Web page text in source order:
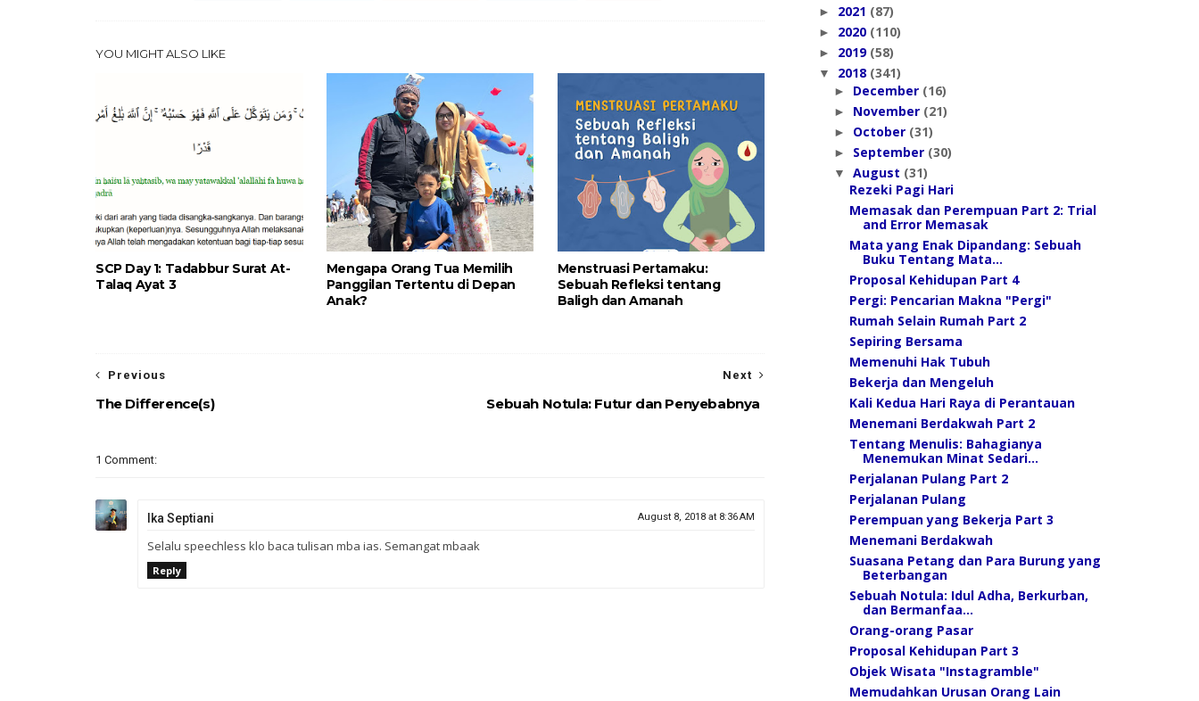
YOU MIGHT ALSO LIKE
SCP Day 1: Tadabbur Surat At-
Talaq Ayat 3
Mengapa Orang Tua Memilih
Panggilan Tertentu di Depan
Anak?
Menstruasi Pertamaku:
Sebuah Refleksi tentang
Baligh dan Amanah
Next
Sebuah Notula: Futur dan Penyebabnya
Previous
The Difference(s)
1 Comment:
Ika Septiani August 8, 2018 at 8:36 AM
Selalu speechless klo baca tulisan mba ias. Semangat mbaak
Reply
► 2021 (87)
► 2020 (110)
► 2019 (58)
▼ 2018 (341)
► December (16)
► November (21)
► October (31)
► September (30)
▼ August (31)
Rezeki Pagi Hari
Memasak dan Perempuan Part 2: Trial
and Error Memasak
Mata yang Enak Dipandang: Sebuah
Buku Tentang Mata...
Proposal Kehidupan Part 4
Pergi: Pencarian Makna "Pergi"
Rumah Selain Rumah Part 2
Sepiring Bersama
Memenuhi Hak Tubuh
Bekerja dan Mengeluh
Kali Kedua Hari Raya di Perantauan
Menemani Berdakwah Part 2
Tentang Menulis: Bahagianya
Menemukan Minat Sedari...
Perjalanan Pulang Part 2
Perjalanan Pulang
Perempuan yang Bekerja Part 3
Menemani Berdakwah
Suasana Petang dan Para Burung yang
Beterbangan
Sebuah Notula: Idul Adha, Berkurban,
dan Bermanfaa...
Orang-orang Pasar
Proposal Kehidupan Part 3
Objek Wisata "Instagramble"
Memudahkan Urusan Orang Lain